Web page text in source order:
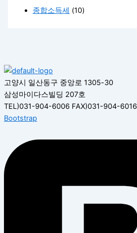
종합소득세 (10)
고양시 일산동구 중앙로 1305-30
삼성마이다스빌딩 207호
TEL)031-904-6006 FAX)031-904-6016
Bootstrap